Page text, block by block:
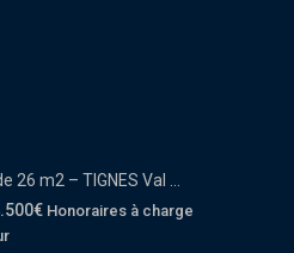
26 m2 – TIGNES Val ...
Honoraires à charge